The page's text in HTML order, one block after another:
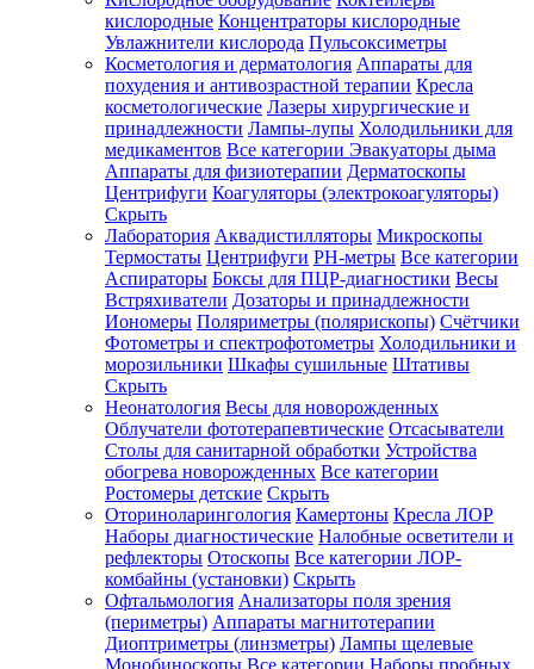
Зарегистрироваться
Зачем
регистрироваться?
Все
покупки
одном
месте
Личный
менеджер
Отслеживание
статуса
заказа
кислородные Концентраторы кислородные
Увлажнители кислорода Пульсоксиметры
Косметология и дерматология Аппараты для
похудения и антивозрастной терапии Кресла
косметологические Лазеры хирургические и
принадлежности Лампы-лупы Холодильники для
медикаментов Все категории Эвакуаторы дыма
Аппараты для физиотерапии Дерматоскопы
Центрифуги Коагуляторы (электрокоагуляторы)
Скрыть
Лаборатория Аквадистилляторы Микроскопы
Термостаты Центрифуги PH-метры Все категории
Аспираторы Боксы для ПЦР-диагностики Весы
Встряхиватели Дозаторы и принадлежности
Иономеры Поляриметры (полярископы) Счётчики
Фотометры и спектрофотометры Холодильники и
морозильники Шкафы сушильные Штативы
Скрыть
Неонатология Весы для новорожденных
Облучатели фототерапевтические Отсасыватели
Столы для санитарной обработки Устройства
обогрева новорожденных Все категории
Ростомеры детские Скрыть
Оториноларингология Камертоны Кресла ЛОР
Наборы диагностические Налобные осветители и
рефлекторы Отоскопы Все категории ЛОР-
комбайны (установки) Скрыть
Офтальмология Анализаторы поля зрения
(периметры) Аппараты магнитотерапии
Диоптриметры (линзметры) Лампы щелевые
Монобиноскопы Все категории Наборы пробных